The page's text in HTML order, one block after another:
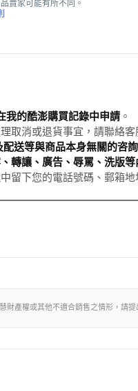
賣家可能有所不同。
我的酷澎購買記錄中申請 。
取消或退貨事宜，請聯絡客
送等與商品本身無關的咨
、轉讓、廣告、辱罵、洗版
留下您的電話號碼、郵箱地
財產權或其他不適合銷售之情形，請提